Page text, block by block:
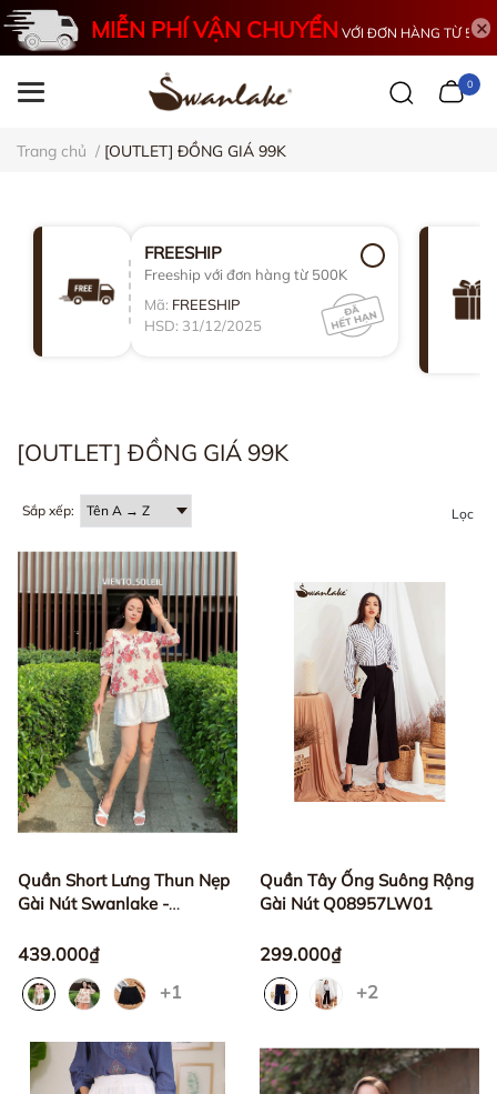
MIỄN PHÍ VẬN CHUYỂN VỚI ĐƠN HÀNG TỪ 500K
0
Trang chủ / [OUTLET] ĐỒNG GIÁ 99K
FREESHIP
Freeship với đơn hàng từ 500K
Mã: FREESHIP
HSD: 31/12/2025
[OUTLET] ĐỒNG GIÁ 99K
Sắp xếp: Lọc
Quần Short Lưng Thun Nẹp
Gài Nút Swanlake -
439.000₫
+1
Quần Tây Ống Suông Rộng
Gài Nút Q08957LW01
299.000₫
+2